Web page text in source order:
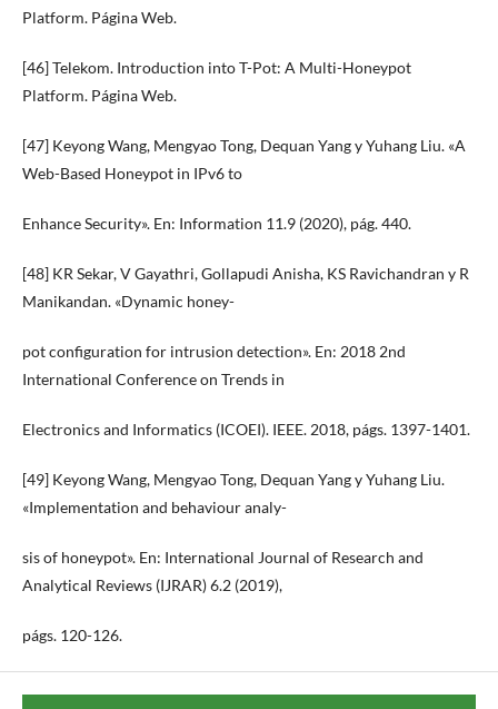
Platform. Página Web.
[46] Telekom. Introduction into T-Pot: A Multi-Honeypot
Platform. Página Web.
[47] Keyong Wang, Mengyao Tong, Dequan Yang y Yuhang Liu. «A
Web-Based Honeypot in IPv6 to
Enhance Security». En: Information 11.9 (2020), pág. 440.
[48] KR Sekar, V Gayathri, Gollapudi Anisha, KS Ravichandran y R
Manikandan. «Dynamic honey-
pot configuration for intrusion detection». En: 2018 2nd
International Conference on Trends in
Electronics and Informatics (ICOEI). IEEE. 2018, págs. 1397-1401.
[49] Keyong Wang, Mengyao Tong, Dequan Yang y Yuhang Liu.
«Implementation and behaviour analy-
sis of honeypot». En: International Journal of Research and
Analytical Reviews (IJRAR) 6.2 (2019),
págs. 120-126.